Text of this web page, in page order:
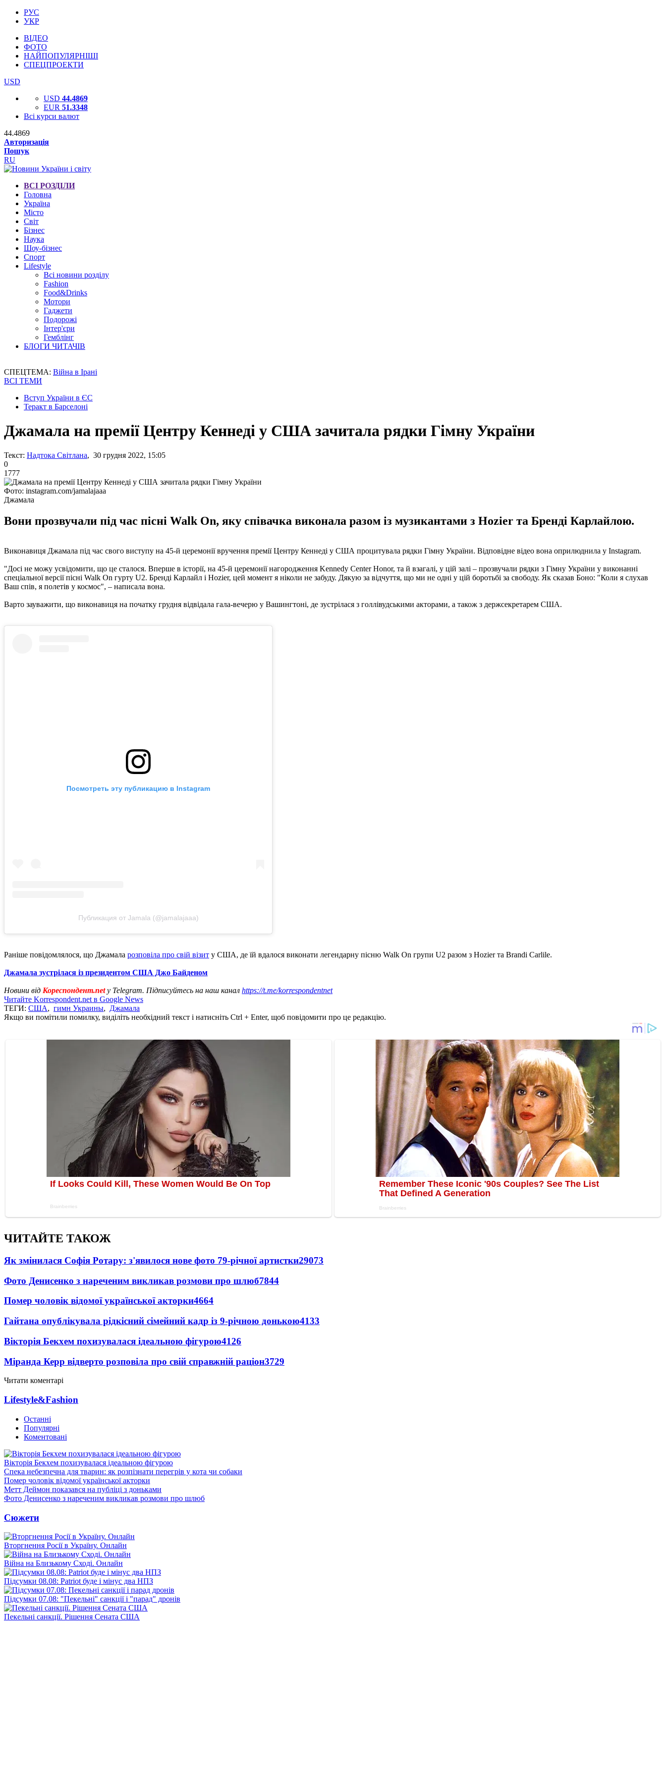
РУС
УКР
ВІДЕО
ФОТО
НАЙПОПУЛЯРНІШІ
СПЕЦПРОЕКТИ
USD
USD 44.4869
EUR 51.3348
Всі курси валют
44.4869
Авторизація
Пошук
RU
ВСІ РОЗДІЛИ
Головна
Україна
Місто
Світ
Бізнес
Наука
Шоу-бізнес
Спорт
Lifestyle
Всі новини розділу
Fashion
Food&Drinks
Мотори
Гаджети
Подорожі
Інтер'єри
Гемблінг
БЛОГИ ЧИТАЧІВ
СПЕЦТЕМА: Війна в Ірані
ВСІ ТЕМИ
Вступ України в ЄС
Теракт в Барселоні
Джамала на премії Центру Кеннеді у США зачитала рядки Гімну України
Текст: Надтока Світлана, 30 грудня 2022, 15:05
0
1777
Фото: instagram.com/jamalajaaa
Джамала
Вони прозвучали під час пісні Walk On, яку співачка виконала разом із музикантами з Hozier та Бренді Карлайлою.
Виконавиця Джамала під час свого виступу на 45-й церемонії вручення премії Центру Кеннеді у США процитувала рядки Гімну України. Відповідне відео вона оприлюднила у Instagram.
"Досі не можу усвідомити, що це сталося. Вперше в історії, на 45-й церемонії нагородження Kennedy Center Honor, та й взагалі, у цій залі – прозвучали рядки з Гімну України у виконанні
спеціальної версії пісні Walk On гурту U2. Бренді Карлайл і Hozier, цей момент я ніколи не забуду. Дякую за відчуття, що ми не одні у цій боротьбі за свободу. Як сказав Боно: "Коли я слухав
Ваш спів, я полетів у космос", – написала вона.
Варто зауважити, що виконавиця на початку грудня відвідала гала-вечерю у Вашингтоні, де зустрілася з голлівудськими акторами, а також з держсекретарем США.
Посмотреть эту публикацию в Instagram
Публикация от Jamala (@jamalajaaa)
Раніше повідомлялося, що Джамала розповіла про свій візит у США, де їй вдалося виконати легендарну пісню Walk On групи U2 разом з Hozier та Brandi Carlile.
Джамала зустрілася із президентом США Джо Байденом
Новини від Кореспондент.netу Telegram. Підписуйтесь на наш канал https://t.me/korrespondentnet
Читайте Korrespondent.net в Google News
ТЕГИ: США, гимн Украины, Джамала
Якщо ви помітили помилку, виділіть необхідний текст і натисніть Ctrl + Enter, щоб повідомити про це редакцію.
ЧИТАЙТЕ ТАКОЖ
Як змінилася Софія Ротару: з'явилося нове фото 79-річної артистки29073
Фото Денисенко з нареченим викликав розмови про шлюб7844
Помер чоловік відомої української акторки4664
Гайтана опублікувала рідкісний сімейний кадр із 9-річною донькою4133
Вікторія Бекхем похизувалася ідеальною фігурою4126
Міранда Керр відверто розповіла про свій справжній раціон3729
Читати коментарі
Lifestyle&Fashion
Останні
Популярні
Коментовані
Вікторія Бекхем похизувалася ідеальною фігурою
Спека небезпечна для тварин: як розпізнати перегрів у кота чи собаки
Помер чоловік відомої української акторки
Метт Деймон показався на публіці з доньками
Фото Денисенко з нареченим викликав розмови про шлюб
Сюжети
Вторгнення Росії в Україну. Онлайн
Війна на Близькому Сході. Онлайн
Підсумки 08.08: Patriot буде і мінус два НПЗ
Підсумки 07.08: "Пекельні" санкції і "парад" дронів
Пекельні санкції. Рішення Сената США